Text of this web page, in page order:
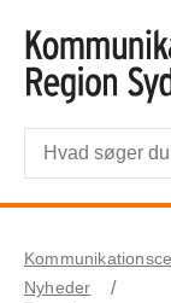
Nyheder